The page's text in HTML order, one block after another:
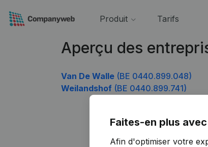
Produit Tarifs
Aperçu des
Van De Walle (BE 0440.899.048)
Weilandshof (BE 0440.899.741)
Faites-en plus
Afin d'optimiser votre